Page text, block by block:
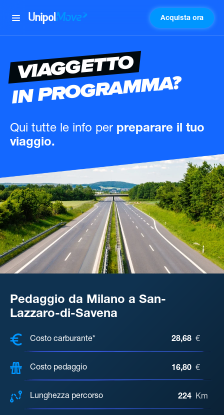
UnipolMove Acquista ora
VIAGGETTO
IN PROGRAMMA?
Qui tutte le info per preparare il tuo
viaggio.
Pedaggio da Milano a San-
Lazzaro-di-Savena
COSTI, DISTANZA, TEMPO DI
Costo carburante* 28,68 €
Costo pedaggio 16,80 €
Lunghezza percorso 224 Km